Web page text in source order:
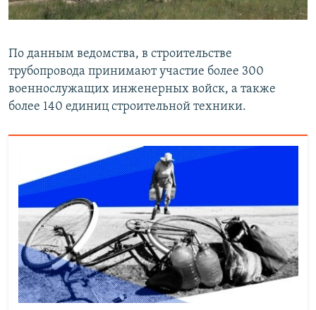
По данным ведомства, в строительстве
трубопровода принимают участие более 300
военнослужащих инженерных войск, а также
более 140 единиц строительной техники.